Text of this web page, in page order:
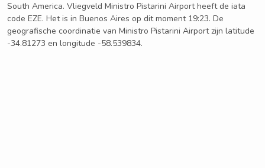
South America. Vliegveld Ministro Pistarini Airport heeft de iata
code EZE. Het is in Buenos Aires op dit moment 19:23. De
geografische coordinatie van Ministro Pistarini Airport zijn latitude
-34.81273 en longitude -58.539834.